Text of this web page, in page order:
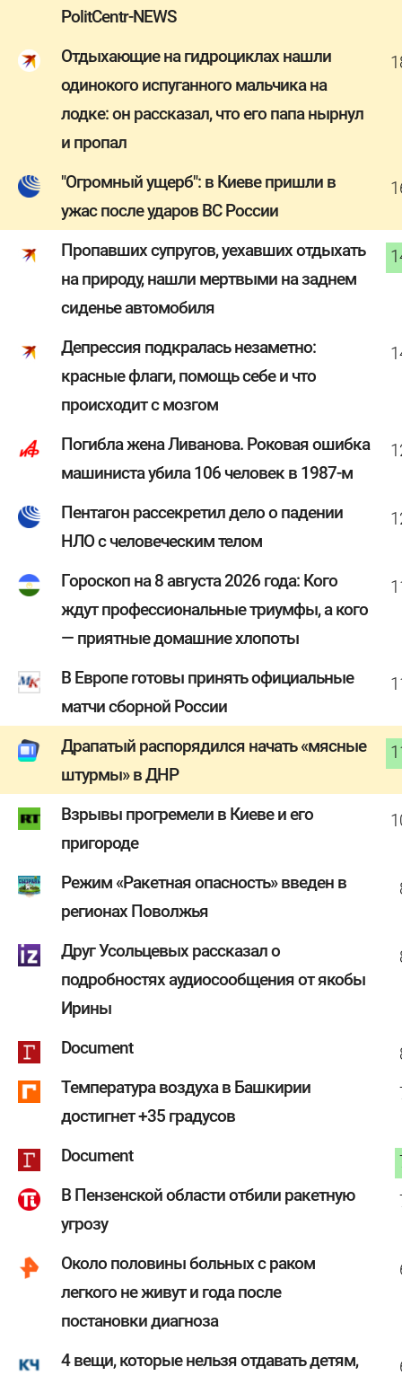
PolitCentr-NEWS
Отдыхающие на гидроциклах нашли
одинокого испуганного мальчика на
лодке: он рассказал, что его папа нырнул
и пропал
"Огромный ущерб": в Киеве пришли в
ужас после ударов ВС России
Пропавших супругов, уехавших отдыхать
на природу, нашли мертвыми на заднем
сиденье автомобиля
Депрессия подкралась незаметно:
красные флаги, помощь себе и что
происходит с мозгом
Погибла жена Ливанова. Роковая ошибка
машиниста убила 106 человек в 1987-м
Пентагон рассекретил дело о падении
НЛО с человеческим телом
Гороскоп на 8 августа 2026 года: Кого
ждут профессиональные триумфы, а кого
— приятные домашние хлопоты
В Европе готовы принять официальные
матчи сборной России
Драпатый распорядился начать «мясные
штурмы» в ДНР
Взрывы прогремели в Киеве и его
пригороде
Режим «Ракетная опасность» введен в
регионах Поволжья
Друг Усольцевых рассказал о
подробностях аудиосообщения от якобы
Ирины
Document
Температура воздуха в Башкирии
достигнет +35 градусов
Document
В Пензенской области отбили ракетную
угрозу
Около половины больных с раком
легкого не живут и года после
постановки диагноза
4 вещи, которые нельзя отдавать детям,